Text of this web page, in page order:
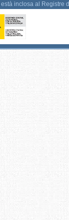
està inclosa al Registre